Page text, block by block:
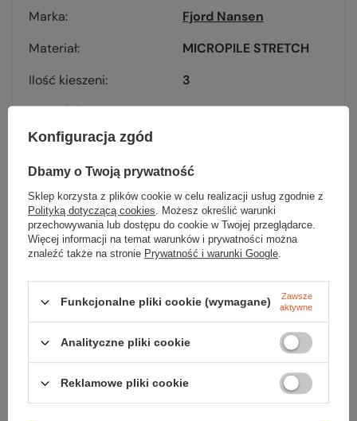
Marka
Fjord Nansen
Materiał
MICROPILE STRETCH
Ilość kieszeni
3
Waga [g]
390
Kolor
Sprawdź
czy masz wszystko
Konfiguracja zgód
Dbamy o Twoją prywatność
Sklep korzysta z plików cookie w celu realizacji usług zgodnie z
Polityką dotyczącą cookies. Możesz określić warunki
przechowywania lub dostępu do cookie w Twojej przeglądarce.
Więcej informacji na temat warunków i prywatności można
znaleźć także na stronie Prywatność i warunki Google.
Funkcjonalne pliki cookie (wymagane)
Zawsze
aktywne
Analityczne pliki cookie
Reklamowe pliki cookie